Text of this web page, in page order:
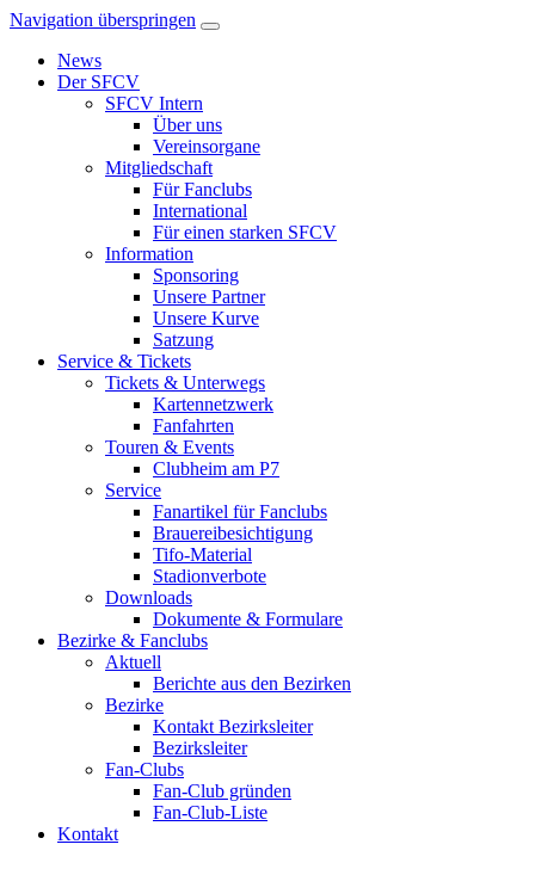
Navigation überspringen
News
Der SFCV
SFCV Intern
Über uns
Vereinsorgane
Mitgliedschaft
Für Fanclubs
International
Für einen starken SFCV
Information
Sponsoring
Unsere Partner
Unsere Kurve
Satzung
Service & Tickets
Tickets & Unterwegs
Kartennetzwerk
Fanfahrten
Touren & Events
Clubheim am P7
Service
Fanartikel für Fanclubs
Brauereibesichtigung
Tifo-Material
Stadionverbote
Downloads
Dokumente & Formulare
Bezirke & Fanclubs
Aktuell
Berichte aus den Bezirken
Bezirke
Kontakt Bezirksleiter
Bezirksleiter
Fan-Clubs
Fan-Club gründen
Fan-Club-Liste
Kontakt